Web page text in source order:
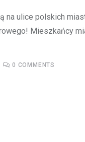
na ulice polskich
Mieszkańcy
0 COMMENTS